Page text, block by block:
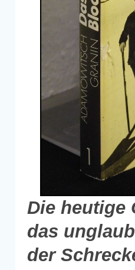
Die heutige
das
der